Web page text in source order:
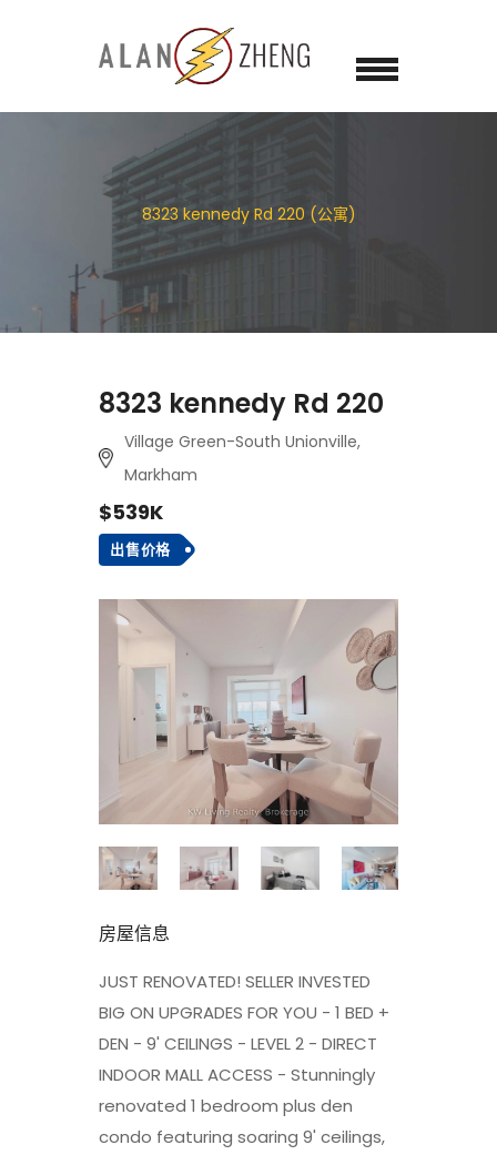
8323 kennedy Rd 220 (公寓)
8323 kennedy Rd 220
Village Green-South Unionville,
Markham
$539K
出售价格
房屋信息
JUST RENOVATED! SELLER INVESTED
BIG ON UPGRADES FOR YOU - 1 BED +
DEN - 9' CEILINGS - LEVEL 2 - DIRECT
INDOOR MALL ACCESS - Stunningly
renovated 1 bedroom plus den
condo featuring soaring 9' ceilings,